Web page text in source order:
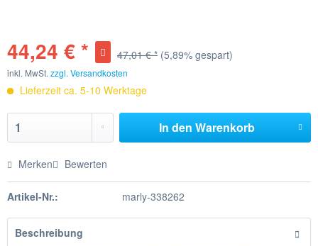
44,24 € * 47,01 € * (5,89% gespart)
inkl. MwSt. zzgl. Versandkosten
Lieferzeit ca. 5-10 Werktage
In den Warenkorb
Merken Bewerten
Artikel-Nr.: marly-338262
Beschreibung